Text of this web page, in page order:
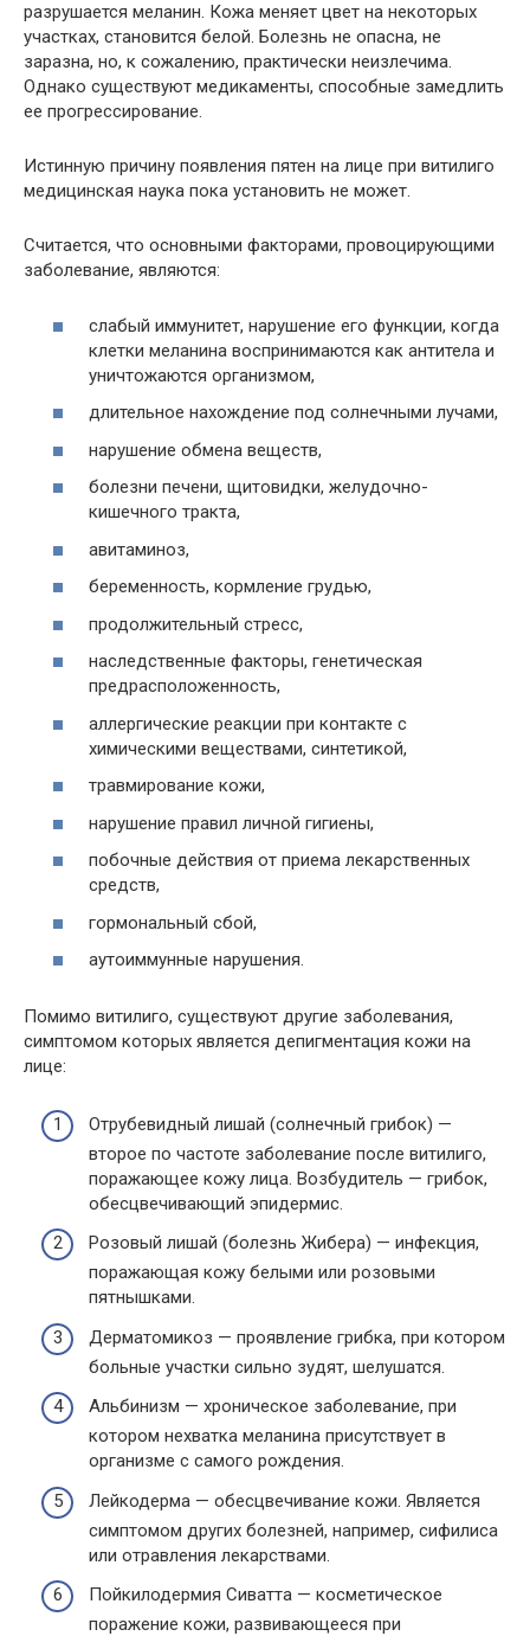
разрушается меланин. Кожа меняет цвет на некоторых
участках, становится белой. Болезнь не опасна, не
заразна, но, к сожалению, практически неизлечима.
Однако существуют медикаменты, способные замедлить
ее прогрессирование.
Истинную причину появления пятен на лице при витилиго
медицинская наука пока установить не может.
Считается, что основными факторами, провоцирующими
заболевание, являются:
слабый иммунитет, нарушение его функции, когда
клетки меланина воспринимаются как антитела и
уничтожаются организмом,
длительное нахождение под солнечными лучами,
нарушение обмена веществ,
болезни печени, щитовидки, желудочно-
кишечного тракта,
авитаминоз,
беременность, кормление грудью,
продолжительный стресс,
наследственные факторы, генетическая
предрасположенность,
аллергические реакции при контакте с
химическими веществами, синтетикой,
травмирование кожи,
нарушение правил личной гигиены,
побочные действия от приема лекарственных
средств,
гормональный сбой,
аутоиммунные нарушения.
Помимо витилиго, существуют другие заболевания,
симптомом которых является депигментация кожи на
лице:
Отрубевидный лишай (солнечный грибок) —
второе по частоте заболевание после витилиго,
поражающее кожу лица. Возбудитель — грибок,
обесцвечивающий эпидермис.
Розовый лишай (болезнь Жибера) — инфекция,
поражающая кожу белыми или розовыми
пятнышками.
Дерматомикоз — проявление грибка, при котором
больные участки сильно зудят, шелушатся.
Альбинизм — хроническое заболевание, при
котором нехватка меланина присутствует в
организме с самого рождения.
Лейкодерма — обесцвечивание кожи. Является
симптомом других болезней, например, сифилиса
или отравления лекарствами.
Пойкилодермия Сиватта — косметическое
поражение кожи, развивающееся при